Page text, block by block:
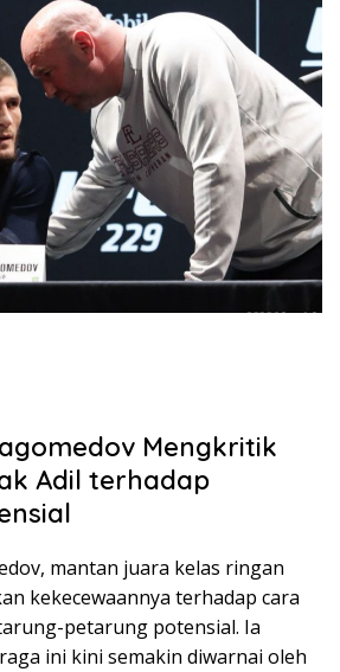
Mengkritik
Adil terhadap
mantan juara kelas ringan
kekecewaannya terhadap cara
petarung potensial. Ia
ini kini semakin diwarnai oleh